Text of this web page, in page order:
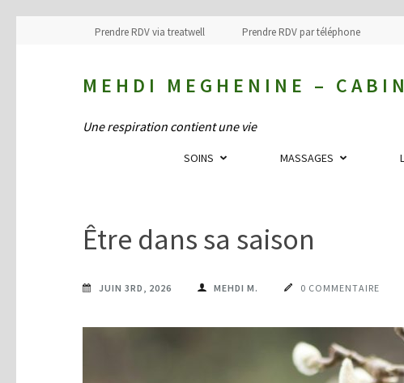
Prendre RDV via treatwell Prendre RDV par téléphone
MEHDI MEGHENINE –
Une respiration contient une vie
SOINS MASSAGES
Être dans sa saison
JUIN 3RD, 2026 MEHDI M. 0 COMMENTAIRE